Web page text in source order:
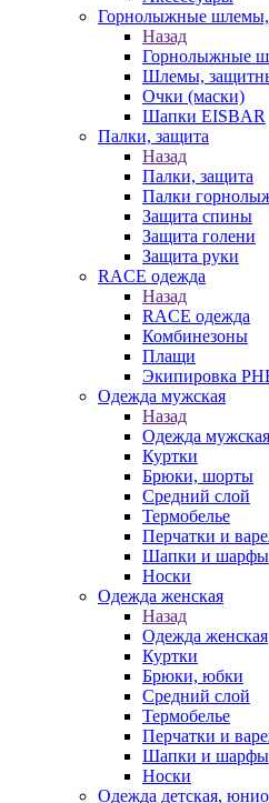
Горнолыжные
Назад
Горнолыжные
Шлемы,
Очки (маски)
Шапки EISBAR
Палки, защита
Назад
Палки, защита
Палки
Защита спины
Защита голени
Защита руки
RACE одежда
Назад
RACE одежда
Комбинезоны
Плащи
Экипировка
Одежда мужская
Назад
Одежда мужская
Куртки
Брюки, шорты
Средний слой
Термобелье
Перчатки и
Шапки и шарфы
Носки
Одежда женская
Назад
Одежда женская
Куртки
Брюки, юбки
Средний слой
Термобелье
Перчатки и
Шапки и шарфы
Носки
Одежда детская,